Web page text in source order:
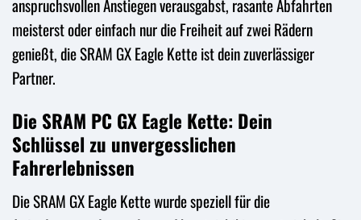
anspruchsvollen Anstiegen verausgabst, rasante Abfahrten
meisterst oder einfach nur die Freiheit auf zwei Rädern
genießt, die SRAM GX Eagle Kette ist dein zuverlässiger
Partner.
Die SRAM PC GX Eagle Kette: Dein
Schlüssel zu unvergesslichen
Fahrerlebnissen
Die SRAM GX Eagle Kette wurde speziell für die